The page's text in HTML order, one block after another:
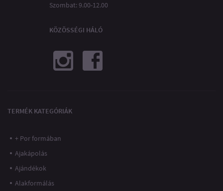
Szombat: 9.00-12.00
KÖZÖSSÉGI HÁLÓ
TERMÉK KATEGÓRIÁK
+ Por formában
Ajakápolás
Ajándékok
Alakformálás